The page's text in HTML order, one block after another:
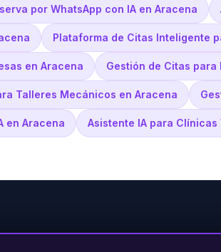
por WhatsApp con IA en Aracena
Plataforma de Citas Inteligente
en Aracena Gestión de Citas para
Talleres Mecánicos en Aracena
en Aracena Asistente IA para